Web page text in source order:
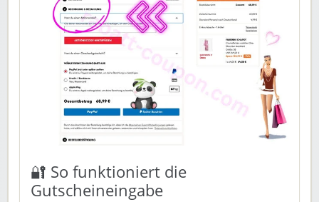
unbeschädigtem Etikett sein
⚠️ Liefer- und Rücksendekosten werden nicht erstattet
Diese Aktion 🐼 gilt für Neu- und Bestandskund*innen.
➡️ Einfach unserem Link folgen und kräftig profitieren!
🔐 So funktioniert die
Gutscheineingabe